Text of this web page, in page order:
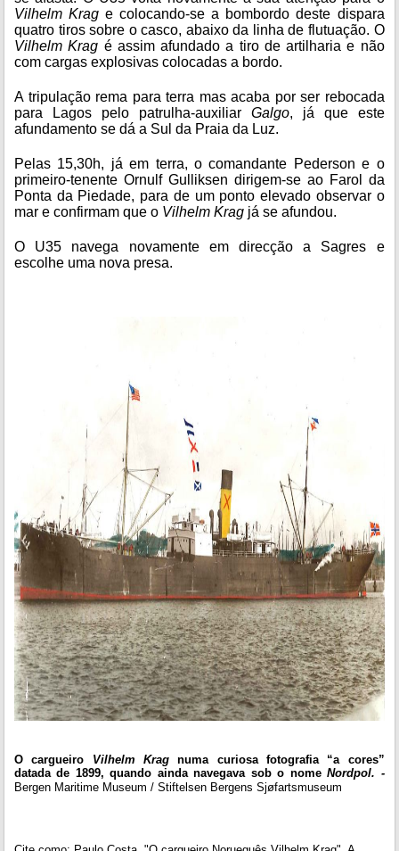
Vilhelm Krag e colocando-se a bombordo deste dispara
quatro tiros sobre o casco, abaixo da linha de flutuação. O
Vilhelm Krag é assim afundado a tiro de artilharia e não
com cargas explosivas colocadas a bordo.
A tripulação rema para terra mas acaba por ser rebocada
para Lagos pelo patrulha-auxiliar Galgo, já que este
afundamento se dá a Sul da Praia da Luz.
Pelas 15,30h, já em terra, o comandante Pederson e o
primeiro-tenente Ornulf Gulliksen dirigem-se ao Farol da
Ponta da Piedade, para de um ponto elevado observar o
mar e confirmam que o Vilhelm Krag já se afundou.
O U35 navega novamente em direcção a Sagres e
escolhe uma nova presa.
O cargueiro Vilhelm Kragnuma curiosa fotografia “a cores”
datada de 1899, quando ainda navegava sob o nomeNordpol. -
Bergen Maritime Museum / Stiftelsen Bergens Sjøfartsmuseum